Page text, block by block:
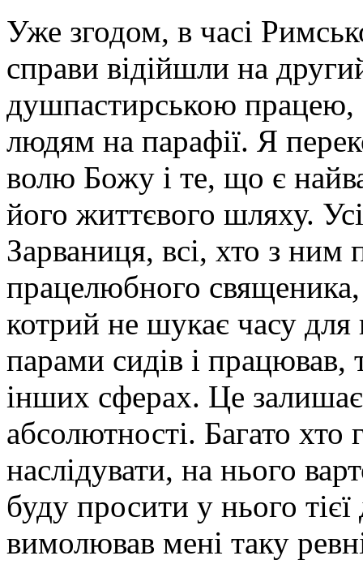
Уже згодом, в часі
справи відійшли на
душпастирською
людям на парафії. Я
волю Божу і те, що є
його життєвого шляху.
Зарваниця, всі, хто з ним
працелюбного
котрий не шукає часу
парами сидів і працював,
інших сферах. Це
абсолютності. Багато
наслідувати, на нього
буду просити у нього
вимолював мені таку